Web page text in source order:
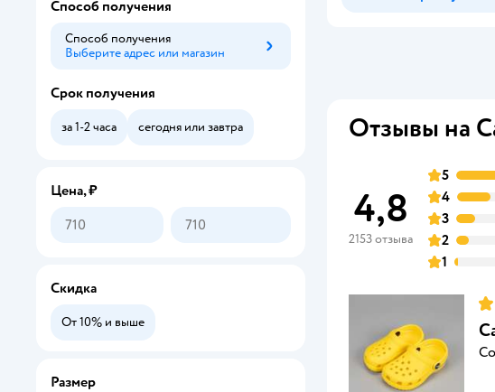
Отзывы на
4,8
2153 отзыва
5
4
3
2
1
Сапоги
Балетки
Способ получения
Способ получения
Выберите адрес или магазин
Способ получения
Срок получения
за 1-2 часа сегодня или завтра
Цена, ₽
Скидка
От 10% и выше
Размер